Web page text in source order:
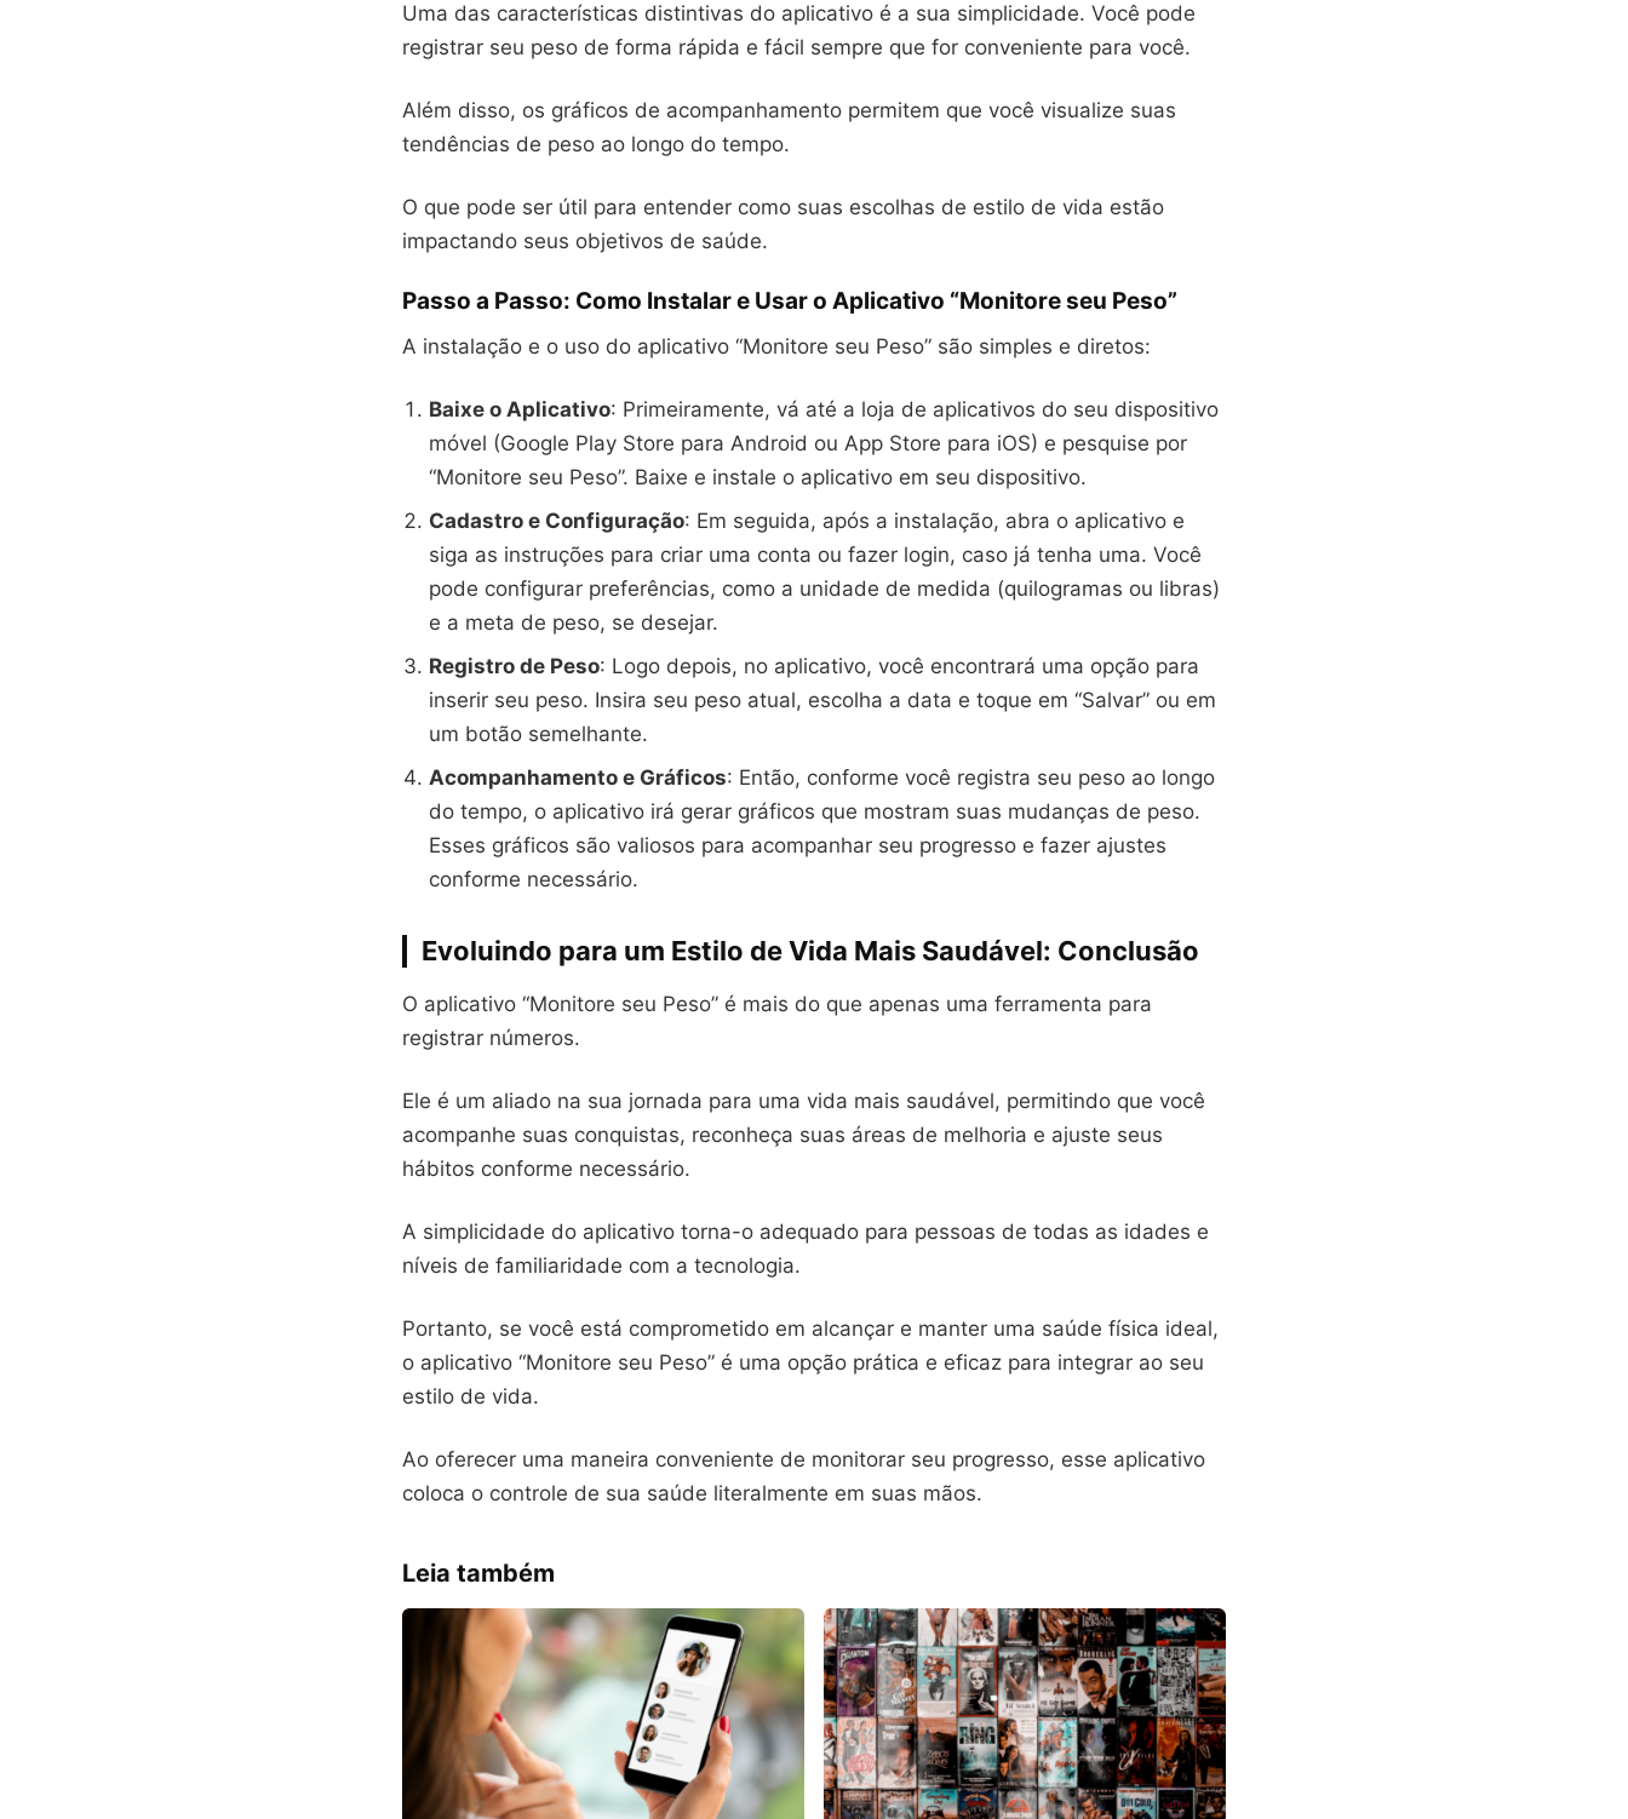
Uma das características distintivas do aplicativo é a sua simplicidade. Você pode
registrar seu peso de forma rápida e fácil sempre que for conveniente para você.
Além disso, os gráficos de acompanhamento permitem que você visualize suas
tendências de peso ao longo do tempo.
O que pode ser útil para entender como suas escolhas de estilo de vida estão
impactando seus objetivos de saúde.
Passo a Passo: Como Instalar e Usar o Aplicativo “Monitore seu Peso”
A instalação e o uso do aplicativo “Monitore seu Peso” são simples e diretos:
Baixe o Aplicativo: Primeiramente, vá até a loja de aplicativos do seu dispositivo
móvel (Google Play Store para Android ou App Store para iOS) e pesquise por
“Monitore seu Peso”. Baixe e instale o aplicativo em seu dispositivo.
Cadastro e Configuração: Em seguida, após a instalação, abra o aplicativo e
siga as instruções para criar uma conta ou fazer login, caso já tenha uma. Você
pode configurar preferências, como a unidade de medida (quilogramas ou libras)
e a meta de peso, se desejar.
Registro de Peso: Logo depois, no aplicativo, você encontrará uma opção para
inserir seu peso. Insira seu peso atual, escolha a data e toque em “Salvar” ou em
um botão semelhante.
Acompanhamento e Gráficos: Então, conforme você registra seu peso ao longo
do tempo, o aplicativo irá gerar gráficos que mostram suas mudanças de peso.
Esses gráficos são valiosos para acompanhar seu progresso e fazer ajustes
conforme necessário.
Evoluindo para um Estilo de Vida Mais Saudável: Conclusão
O aplicativo “Monitore seu Peso” é mais do que apenas uma ferramenta para
registrar números.
Ele é um aliado na sua jornada para uma vida mais saudável, permitindo que você
acompanhe suas conquistas, reconheça suas áreas de melhoria e ajuste seus
hábitos conforme necessário.
A simplicidade do aplicativo torna-o adequado para pessoas de todas as idades e
níveis de familiaridade com a tecnologia.
Portanto, se você está comprometido em alcançar e manter uma saúde física ideal,
o aplicativo “Monitore seu Peso” é uma opção prática e eficaz para integrar ao seu
estilo de vida.
Ao oferecer uma maneira conveniente de monitorar seu progresso, esse aplicativo
coloca o controle de sua saúde literalmente em suas mãos.
Leia também